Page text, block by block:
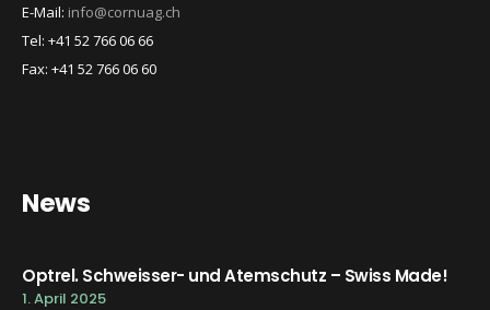
E-Mail: info@cornuag.ch
Tel: +41 52 766 06 66
Fax: +41 52 766 06 60
News
Optrel. Schweisser- und Atemschutz – Swiss Made!
1. April 2025